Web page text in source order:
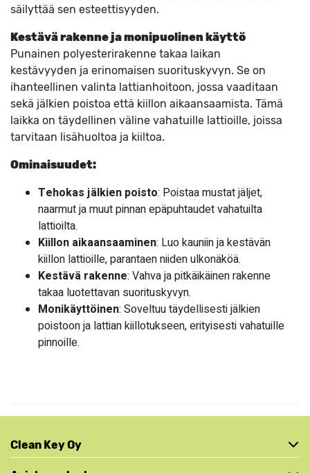
säilyttää sen esteettisyyden.
Kestävä rakenne ja monipuolinen käyttö
Punainen polyesterirakenne takaa laikan
kestävyyden ja erinomaisen suorituskyvyn. Se on
ihanteellinen valinta lattianhoitoon, jossa vaaditaan
sekä jälkien poistoa että kiillon aikaansaamista. Tämä
laikka on täydellinen väline vahatuille lattioille, joissa
tarvitaan lisähuoltoa ja kiiltoa.
Ominaisuudet:
Tehokas jälkien poisto: Poistaa mustat jäljet,
naarmut ja muut pinnan epäpuhtaudet vahatuilta
lattioilta.
Kiillon aikaansaaminen: Luo kauniin ja kestävän
kiillon lattioille, parantaen niiden ulkonäköä.
Kestävä rakenne: Vahva ja pitkäikäinen rakenne
takaa luotettavan suorituskyvyn.
Monikäyttöinen: Soveltuu täydellisesti jälkien
poistoon ja lattian kiillotukseen, erityisesti vahatuille
pinnoille.
Clean Key Oy